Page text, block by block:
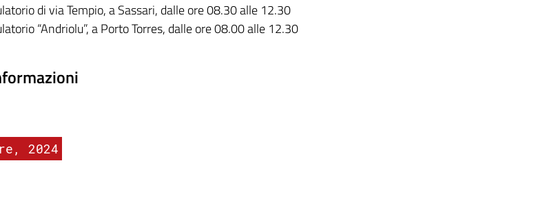
di via Tempio, a Sassari, dalle ore 08.30 alle 12.30
“Andriolu”, a Porto Torres, dalle ore 08.00 alle 12.30
2024